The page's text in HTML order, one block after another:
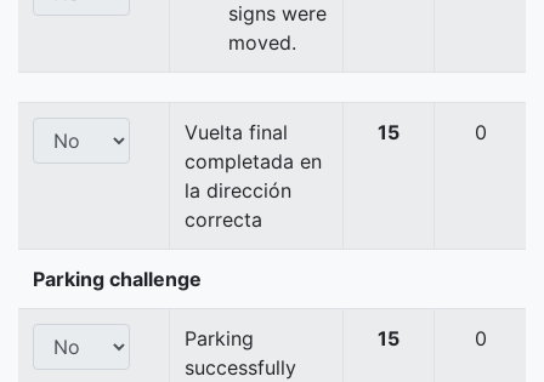
signs were
moved.
Vuelta final
completada en
la dirección
correcta
15 0
Parking challenge
Parking
successfully
15 0